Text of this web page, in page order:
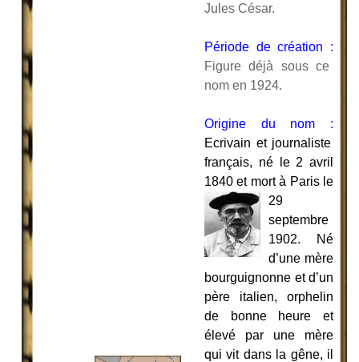
Jules César.
Période de création :
Figure déjà sous ce
nom en 1924.
Origine du nom :
Ecrivain et journaliste
français, né le 2 avril
1840 et mort à Paris le
29
septembre
1902. Né
d’une mère
bourguignonne et d’un
père italien, orphelin
de bonne heure et
élevé par une mère
qui vit dans la gêne, il